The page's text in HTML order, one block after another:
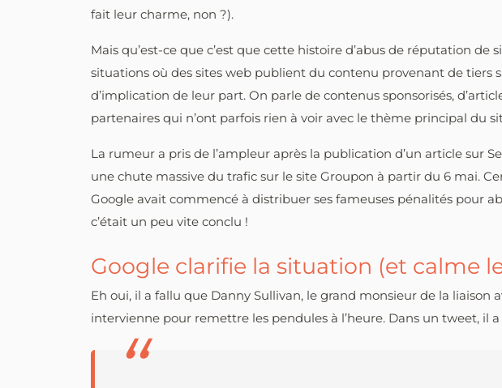
fait leur charme, non ?).
Mais qu’est-ce que c’est que cette histoire d’abus de réputation de
situations où des sites web publient du contenu provenant de tiers
d’implication de leur part. On parle de contenus sponsorisés,
partenaires qui n’ont parfois rien à voir avec le thème principal du
La rumeur a pris de l’ampleur après la publication d’un article sur
une chute massive du trafic sur le site Groupon à partir du 6 mai.
Google avait commencé à distribuer ses fameuses pénalités pour
c’était un peu vite conclu !
Google clarifie la situation (et calme
Eh oui, il a fallu que Danny Sullivan, le grand monsieur de la liaison
intervienne pour remettre les pendules à l’heure. Dans un tweet, il